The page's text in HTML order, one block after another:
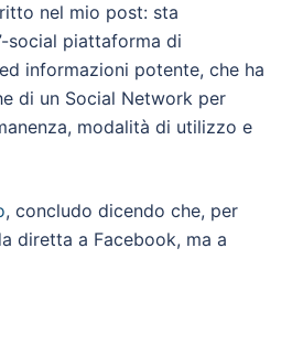
nel mio post: sta
social piattaforma di
informazioni potente, che ha
di un Social Network per
modalità di utilizzo e
, concludo dicendo che, per
diretta a Facebook, ma a